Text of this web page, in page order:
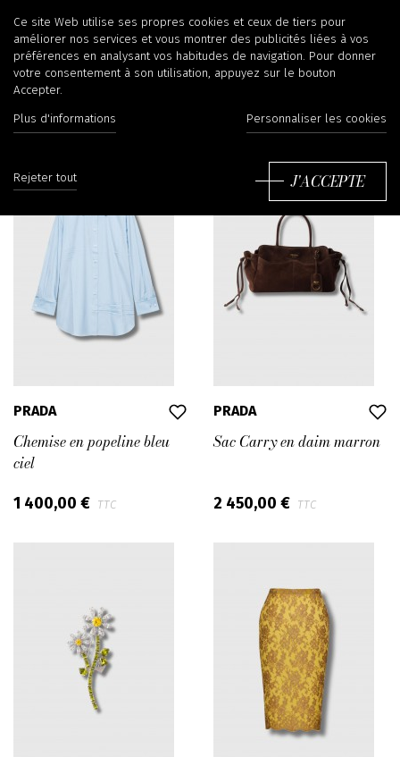
Vêtements
PRADA
Chemise en popeline bleu
ciel
1 400,00 € TTC
PRADA
Sac Carry en daim marron
2 450,00 € TTC
Ce site Web utilise ses propres cookies et ceux de tiers pour
améliorer nos services et vous montrer des publicités liées à vos
préférences en analysant vos habitudes de navigation. Pour donner
votre consentement à son utilisation, appuyez sur le bouton
Accepter.
Plus d'informations Personnaliser les cookies
Rejeter tout J'ACCEPTE